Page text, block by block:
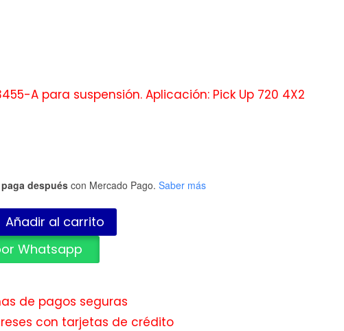
A para suspensión. Aplicación: Pick Up 720 4X2
despuéscon Mercado Pago. Saber más
Añadir al carrito
Whatsapp
de pagos seguras
con tarjetas de crédito